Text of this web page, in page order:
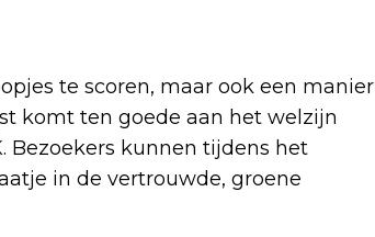
te scoren, maar ook een manier
komt ten goede aan het welzijn
Bezoekers kunnen tijdens het
in de vertrouwde, groene